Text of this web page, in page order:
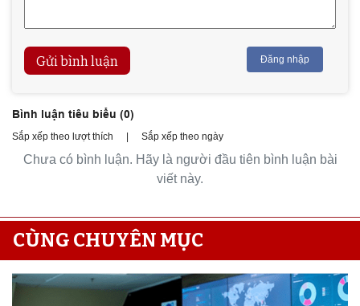
Gửi bình luận Đăng nhập
Bình luận tiêu biểu (0)
Sắp xếp theo lượt thích Sắp xếp theo ngày
Chưa có bình luận. Hãy là người đầu tiên bình luận bài
viết này.
CÙNG CHUYÊN MỤC